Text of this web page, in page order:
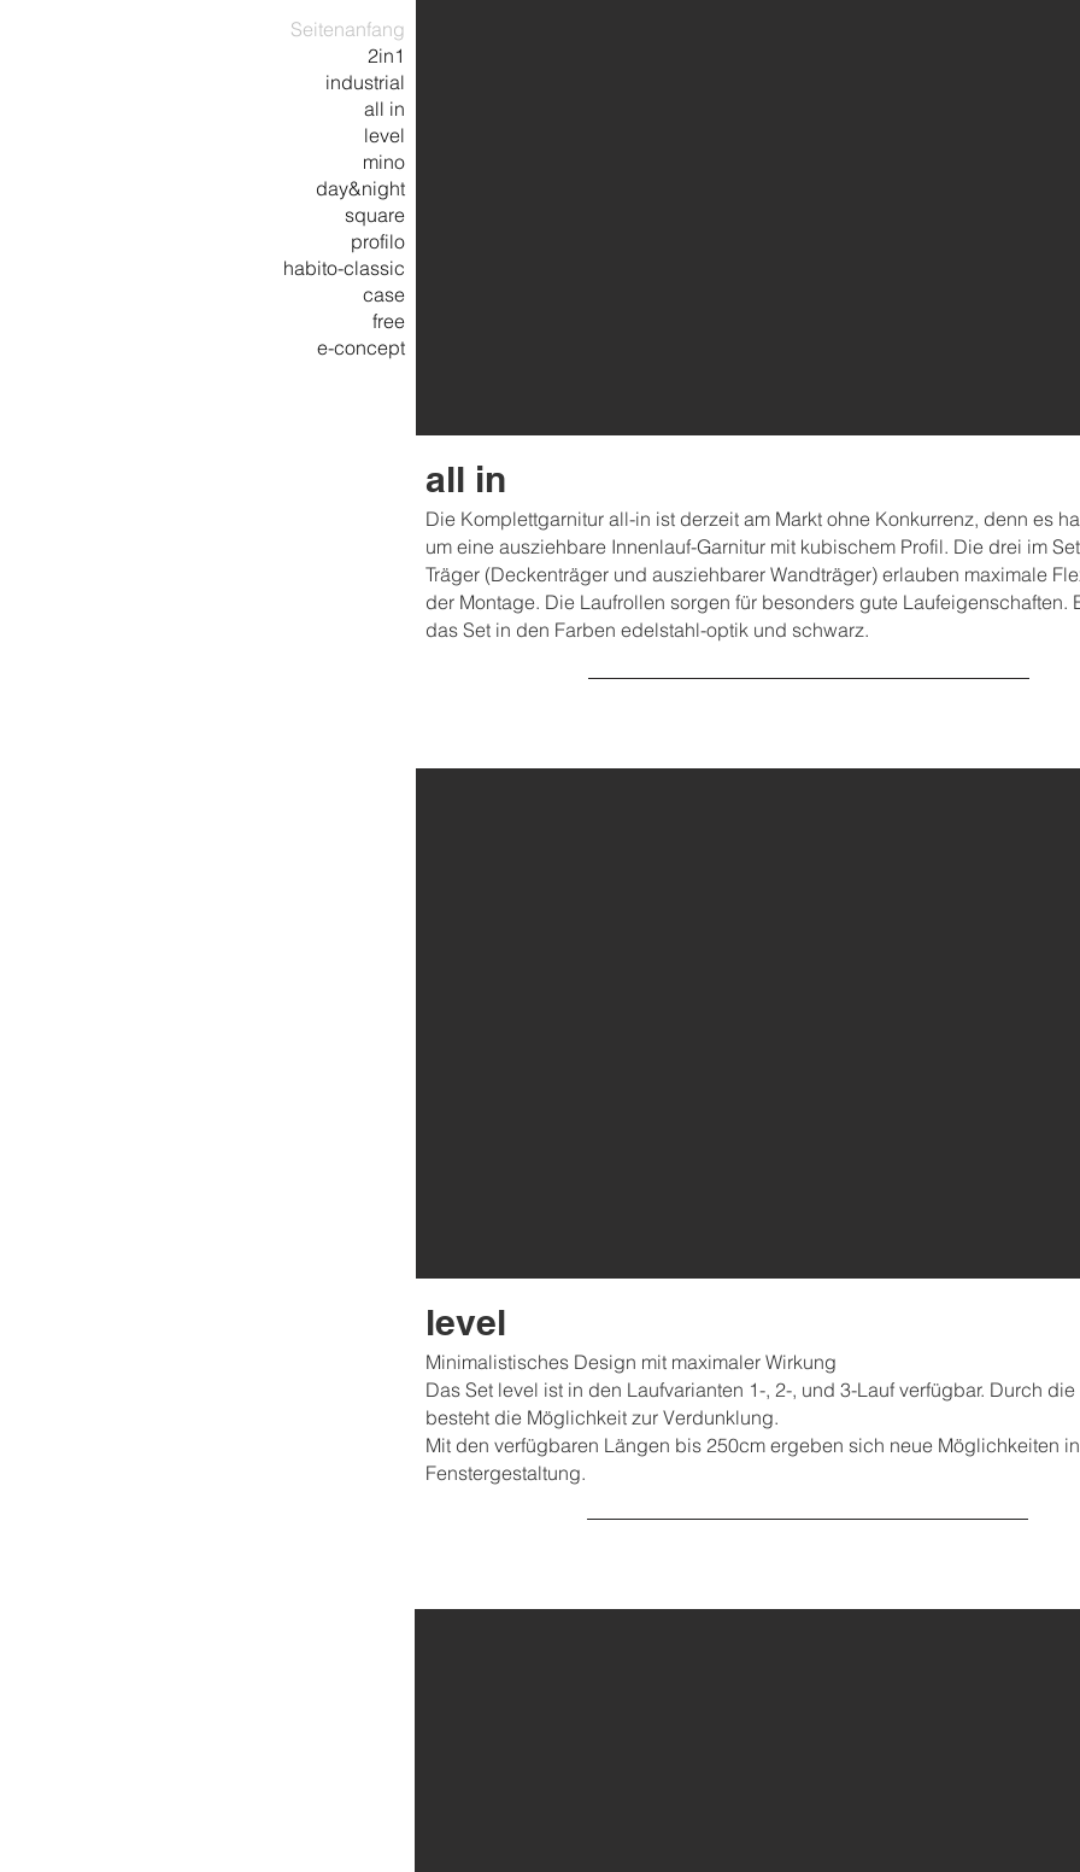
Seitenanfang
2in1
industrial
all in
level
mino
day&night
square
profilo
habito-classic
case
free
e-concept
all in
Die Komplettgarnitur all-in ist derzeit am Markt ohne Konkurrenz, denn es
um eine ausziehbare Innenlauf-Garnitur mit kubischem Profil. Die drei im
Träger (Deckenträger und ausziehbarer Wandträger) erlauben maximale
der Montage. Die Laufrollen sorgen für besonders gute Laufeigenschaften.
das Set in den Farben edelstahl-optik und schwarz.
level
Minimalistisches Design mit maximaler Wirkung
Das Set level ist in den Laufvarianten 1-, 2-, und 3-Lauf verfügbar. Durch die
besteht die Möglichkeit zur Verdunklung.
Mit den verfügbaren Längen bis 250cm ergeben sich neue Möglichkeiten
Fenstergestaltung.